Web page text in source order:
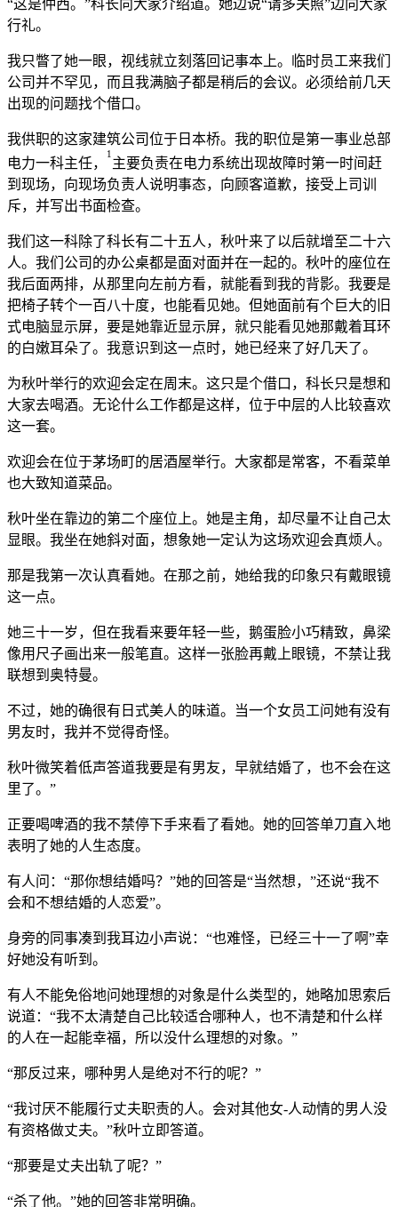
“这是仲西。”科长向大家介绍道。她边说“请多关照”边向大家
行礼。
我只瞥了她一眼，视线就立刻落回记事本上。临时员工来我们
公司并不罕见，而且我满脑子都是稍后的会议。必须给前几天
出现的问题找个借口。
我供职的这家建筑公司位于日本桥。我的职位是第一事业总部
电力一科主任，
1
主要负责在电力系统出现故障时第一时间赶
到现场，向现场负责人说明事态，向顾客道歉，接受上司训
斥，并写出书面检查。
我们这一科除了科长有二十五人，秋叶来了以后就增至二十六
人。我们公司的办公桌都是面对面并在一起的。秋叶的座位在
我后面两排，从那里向左前方看，就能看到我的背影。我要是
把椅子转个一百八十度，也能看见她。但她面前有个巨大的旧
式电脑显示屏，要是她靠近显示屏，就只能看见她那戴着耳环
的白嫩耳朵了。我意识到这一点时，她已经来了好几天了。
为秋叶举行的欢迎会定在周末。这只是个借口，科长只是想和
大家去喝酒。无论什么工作都是这样，位于中层的人比较喜欢
这一套。
欢迎会在位于茅场町的居酒屋举行。大家都是常客，不看菜单
也大致知道菜品。
秋叶坐在靠边的第二个座位上。她是主角，却尽量不让自己太
显眼。我坐在她斜对面，想象她一定认为这场欢迎会真烦人。
那是我第一次认真看她。在那之前，她给我的印象只有戴眼镜
这一点。
她三十一岁，但在我看来要年轻一些，鹅蛋脸小巧精致，鼻梁
像用尺子画出来一般笔直。这样一张脸再戴上眼镜，不禁让我
联想到奥特曼。
不过，她的确很有日式美人的味道。当一个女员工问她有没有
男友时，我并不觉得奇怪。
秋叶微笑着低声答道我要是有男友，早就结婚了，也不会在这
里了。”
正要喝啤酒的我不禁停下手来看了看她。她的回答单刀直入地
表明了她的人生态度。
有人问：“那你想结婚吗？”她的回答是“当然想，”还说“我不
会和不想结婚的人恋爱”。
身旁的同事凑到我耳边小声说：“也难怪，已经三十一了啊”幸
好她没有听到。
有人不能免俗地问她理想的对象是什么类型的，她略加思索后
说道：“我不太清楚自己比较适合哪种人，也不清楚和什么样
的人在一起能幸福，所以没什么理想的对象。”
“那反过来，哪种男人是绝对不行的呢？”
“我讨厌不能履行丈夫职责的人。会对其他女-人动情的男人没
有资格做丈夫。”秋叶立即答道。
“那要是丈夫出轨了呢？”
“杀了他。”她的回答非常明确。